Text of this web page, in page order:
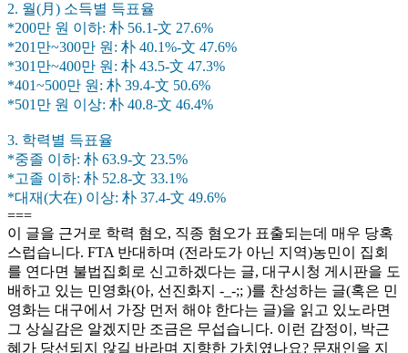
2. 월(月) 소득별 득표율
*200만 원 이하: 朴 56.1-文 27.6%
*201만~300만 원: 朴 40.1%-文 47.6%
*301만~400만 원: 朴 43.5-文 47.3%
*401~500만 원: 朴 39.4-文 50.6%
*501만 원 이상: 朴 40.8-文 46.4%
3. 학력별 득표율
*중졸 이하: 朴 63.9-文 23.5%
*고졸 이하: 朴 52.8-文 33.1%
*대재(大在) 이상: 朴 37.4-文 49.6%
===
이 글을 근거로 학력 혐오, 직종 혐오가 표출되는데 매우 당혹
스럽습니다. FTA 반대하며 (전라도가 아닌 지역)농민이 집회
를 연다면 불법집회로 신고하겠다는 글, 대구시청 게시판을 도
배하고 있는 민영화(아, 선진화지 -_-;; )를 찬성하는 글(혹은 민
영화는 대구에서 가장 먼저 해야 한다는 글)을 읽고 있노라면
그 상실감은 알겠지만 조금은 무섭습니다. 이런 감정이, 박근
혜가 당선되지 않길 바라며 지향한 가치였나요? 문재인을 지